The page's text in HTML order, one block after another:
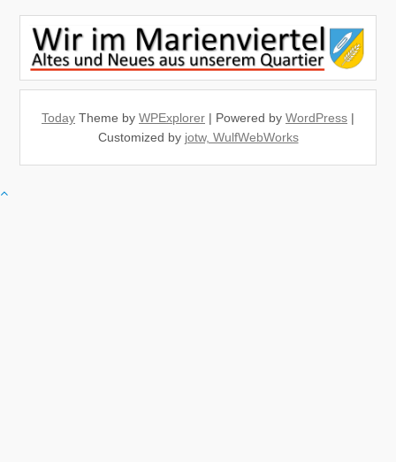
Today Theme by WPExplorer | Powered by WordPress |
Customized by jotw, WulfWebWorks